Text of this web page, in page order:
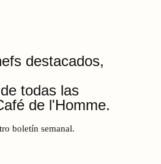
destacados,
todas las
de l'Homme.
boletín semanal.